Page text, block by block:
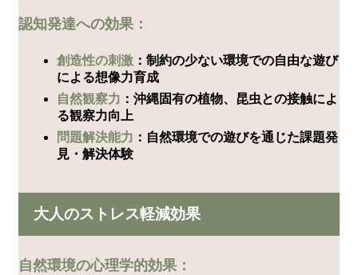
認知発達への効果：
創造性の刺激 ：制約の少ない環境での自由な遊び
による想像力育成
自然観察力 ：沖縄固有の植物、昆虫との接触によ
る観察力向上
問題解決能力 ：自然環境での遊びを通じた課題発
見・解決体験
大人のストレス軽減効果
自然環境の心理学的効果：